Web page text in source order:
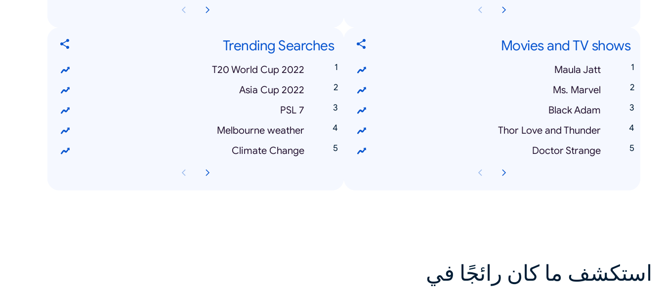
Movies and TV shows
Maula Jatt
Ms. Marvel
Black Adam
Thor Love and Thunder
Doctor Strange
Trending Searches
T20 World Cup 2022
Asia Cup 2022
PSL 7
Melbourne weather
Climate Change
استكشف ما كان رائجًا في